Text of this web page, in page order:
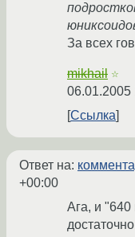
За всех
mikhail ☆
06.01.2005
Ссылка
Ответ на:
+00:00
Ага, и "640